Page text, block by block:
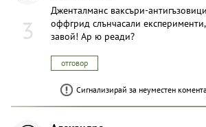
3
Дженталманс ваксъри-
оффгрид слънчасали
завой! Ар ю реади?
отговор
Сигнализирай за неуместен